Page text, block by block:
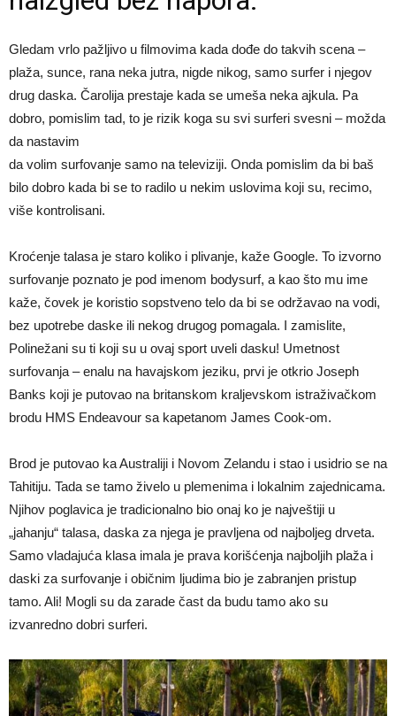
Gledam vrlo pažljivo u filmovima kada dođe do takvih scena –
plaža, sunce, rana neka jutra, nigde nikog, samo surfer i njegov
drug daska. Čarolija prestaje kada se umeša neka ajkula. Pa
dobro, pomislim tad, to je rizik koga su svi surferi svesni – možda
da nastavim
da volim surfovanje samo na televiziji. Onda pomislim da bi baš
bilo dobro kada bi se to radilo u nekim uslovima koji su, recimo,
više kontrolisani.
Kroćenje talasa je staro koliko i plivanje, kaže Google. To izvorno
surfovanje poznato je pod imenom body­surf, a kao što mu ime
kaže, čovek je koristio sopstveno telo da bi se održavao na vodi,
bez upotrebe daske ili nekog drugog pomagala. I zamislite,
Polinežani su ti koji su u ovaj sport uveli dasku! Umetnost
surfovanja – enalu na havajskom jeziku, prvi je otkrio Joseph
Banks koji je putovao na britanskom kraljevskom istraživačkom
brodu HMS Endeavour sa kapetanom James Cook-om.
Brod je putovao ka Australiji i Novom Zelandu i stao i usidrio se na
Tahitiju. Tada se tamo živelo u plemenima i lokalnim zajednicama.
Njihov poglavica je tradicionalno bio onaj ko je najveštiji u
„jahanju“ talasa, daska za njega je pravljena od najboljeg drveta.
Samo vladajuća klasa imala je prava korišćenja najboljih plaža i
daski za surfovanje i običnim ljudima bio je zabranjen pristup
tamo. Ali! Mogli su da zarade čast da budu tamo ako su
izvanredno dobri surferi.